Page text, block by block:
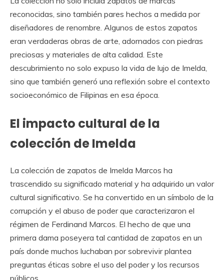
reconocidas, sino también pares hechos a medida por
diseñadores de renombre. Algunos de estos zapatos
eran verdaderas obras de arte, adornados con piedras
preciosas y materiales de alta calidad. Este
descubrimiento no solo expuso la vida de lujo de Imelda,
sino que también generó una reflexión sobre el contexto
socioeconómico de Filipinas en esa época.
El impacto cultural de la
colección de Imelda
La colección de zapatos de Imelda Marcos ha
trascendido su significado material y ha adquirido un valor
cultural significativo. Se ha convertido en un símbolo de la
corrupción y el abuso de poder que caracterizaron el
régimen de Ferdinand Marcos. El hecho de que una
primera dama poseyera tal cantidad de zapatos en un
país donde muchos luchaban por sobrevivir plantea
preguntas éticas sobre el uso del poder y los recursos
públicos.